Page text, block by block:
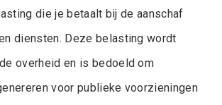
die je betaalt bij de aanschaf
diensten. Deze belasting wordt
overheid en is bedoeld om
voor publieke voorzieningen